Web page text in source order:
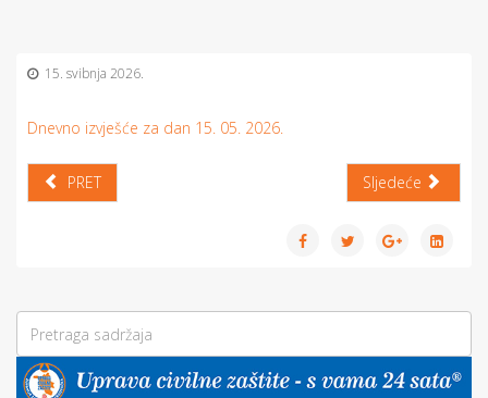
15. svibnja 2026.
Dnevno izvješće za dan 15. 05. 2026.
PRET Sljedeće